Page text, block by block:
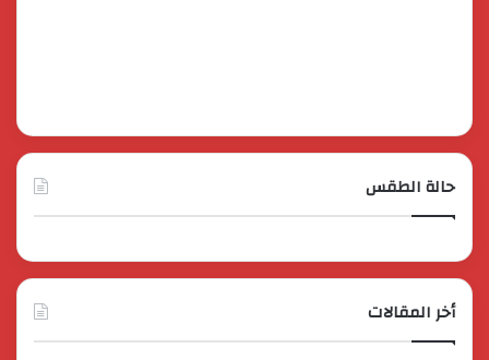
حالة الطقس
أخر المقالات